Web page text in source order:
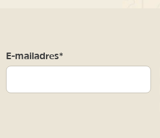
E-mailadres*